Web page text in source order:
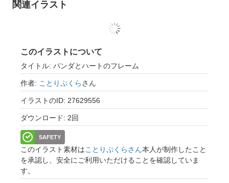
関連イラスト
このイラストについて
タイトル: パンダとハートのフレーム
作者: ことりぷくらさん
イラストのID: 27629556
ダウンロード: 2回
SAFETY
このイラスト素材はことりぷくらさん本人が制作したこと
を承認し、安全にご利用いただけることを確認していま
す。